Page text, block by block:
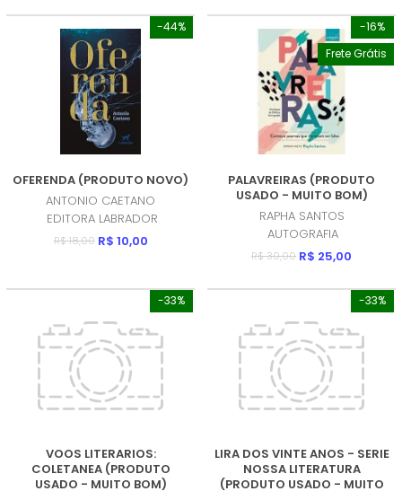
-44%
OFERENDA (PRODUTO NOVO)
ANTONIO CAETANO
EDITORA LABRADOR
R$ 18,00 R$ 10,00
-16%
Frete Grátis
PALAVREIRAS (PRODUTO
USADO - MUITO BOM)
RAPHA SANTOS
AUTOGRAFIA
R$ 30,00 R$ 25,00
-33%
VOOS LITERARIOS:
COLETANEA (PRODUTO
USADO - MUITO BOM)
-33%
LIRA DOS VINTE ANOS - SERIE
NOSSA LITERATURA
(PRODUTO USADO - MUITO